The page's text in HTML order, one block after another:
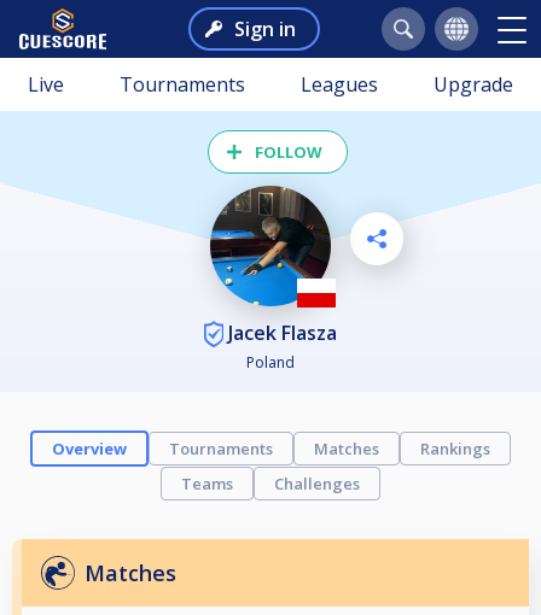
Sign in
Live Tournaments Leagues Upgrade
FOLLOW
Jacek Flasza
Poland
Overview Tournaments Matches
Rankings
Teams
Challenges
Matches